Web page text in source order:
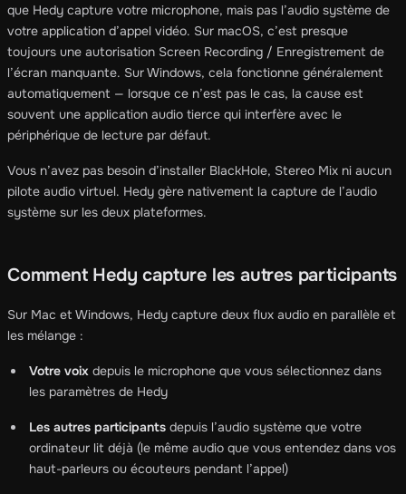
que Hedy capture votre microphone, mais pas l’audio système de
votre application d’appel vidéo. Sur macOS, c’est presque
toujours une autorisation Screen Recording / Enregistrement de
l’écran manquante. Sur Windows, cela fonctionne généralement
automatiquement — lorsque ce n’est pas le cas, la cause est
souvent une application audio tierce qui interfère avec le
périphérique de lecture par défaut.
Vous n’avez pas besoin d’installer BlackHole, Stereo Mix ni aucun
pilote audio virtuel. Hedy gère nativement la capture de l’audio
système sur les deux plateformes.
Comment Hedy capture les autres participants
Sur Mac et Windows, Hedy capture deux flux audio en parallèle et
les mélange :
Votre voix depuis le microphone que vous sélectionnez dans
les paramètres de Hedy
Les autres participants depuis l’audio système que votre
ordinateur lit déjà (le même audio que vous entendez dans vos
haut-parleurs ou écouteurs pendant l’appel)